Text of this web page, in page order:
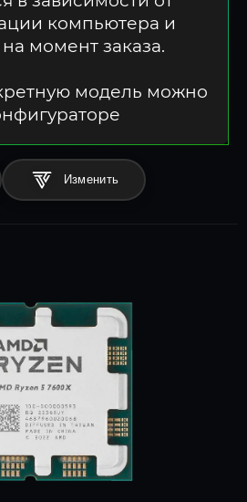
компьютера и
момент заказа.
модель можно